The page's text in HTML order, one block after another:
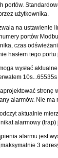
portów.
użytkownika.
na ustawienie
portów
czas
hasłem tego portu
wysłać
stronę
alarmów. Nie ma
aktualnie
alarmowy
alarmu jest
3